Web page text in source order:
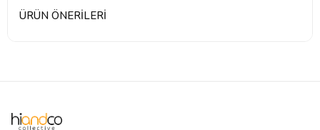
ÜRÜN ÖNERILERI